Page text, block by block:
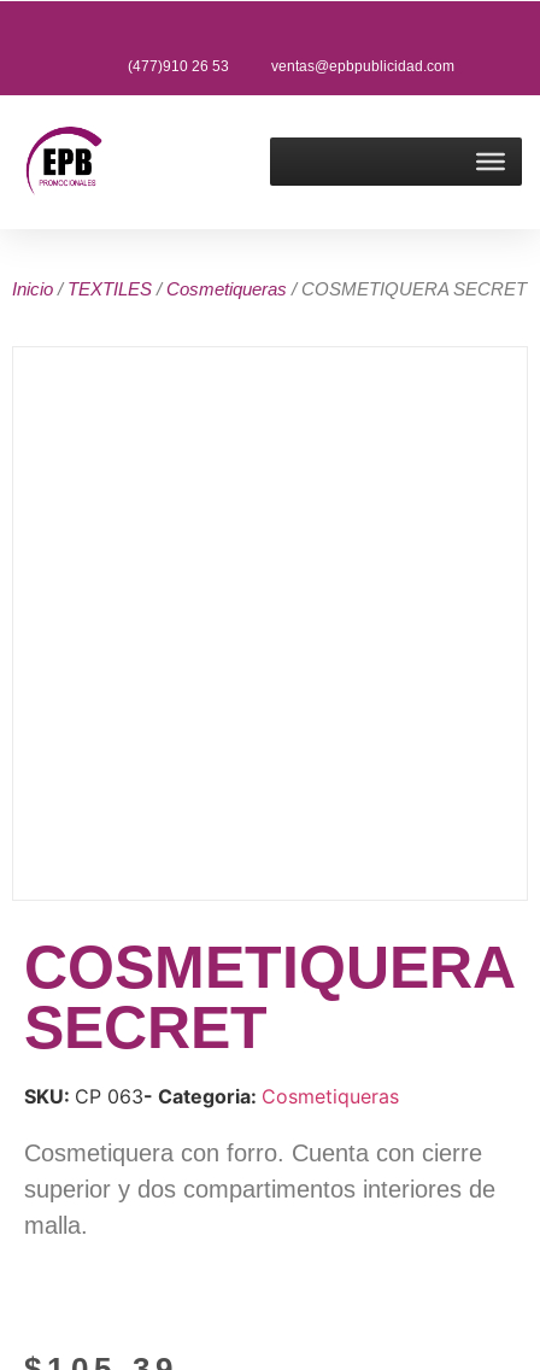
(477)910 26 53 ventas@epbpublicidad.com
Inicio /TEXTILES /Cosmetiqueras / COSMETIQUERA SECRET
COSMETIQUERA
SECRET
SKU: CP 063- Categoria: Cosmetiqueras
Cosmetiquera con forro. Cuenta con cierre
superior y dos compartimentos interiores de
malla.